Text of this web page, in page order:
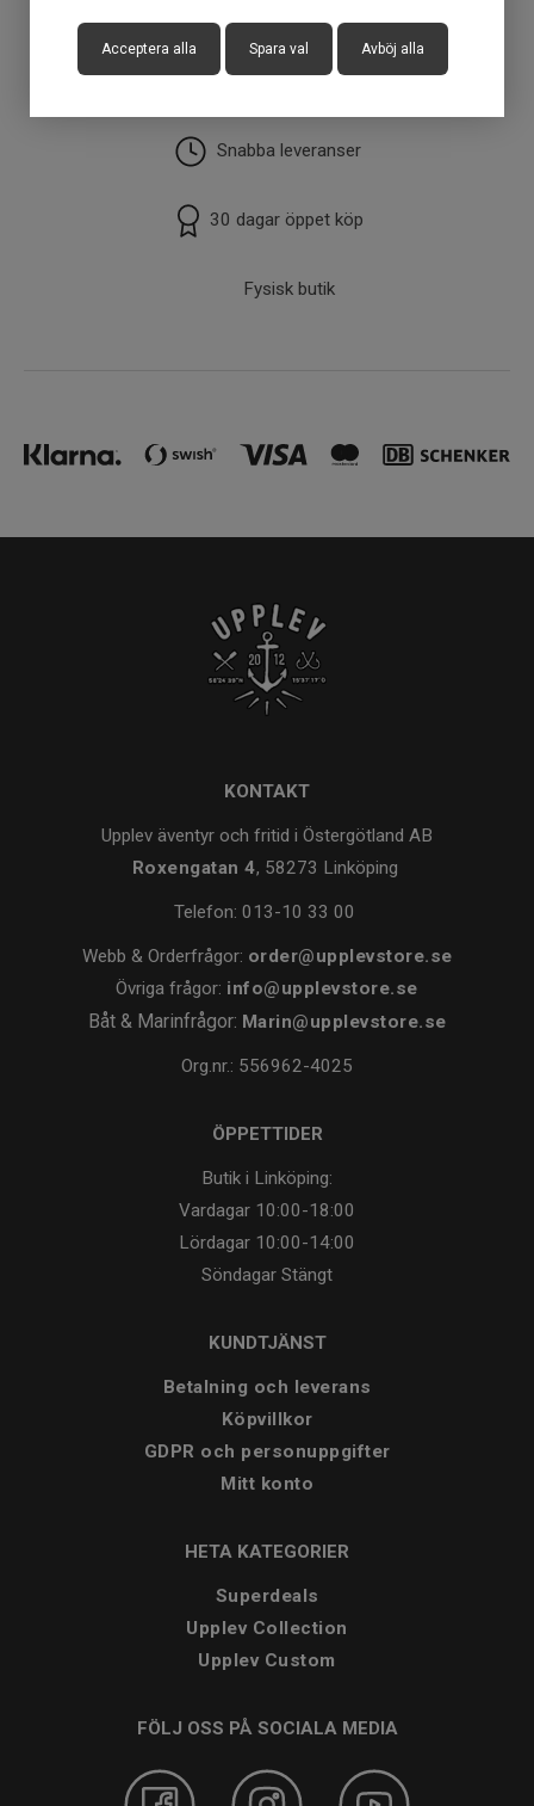
Acceptera alla Spara val Avböj alla
Få först - Betala senare
Snabba leveranser
30 dagar öppet köp
Fysisk butik
KONTAKT
Upplev äventyr och fritid i Östergötland AB
Roxengatan 4, 58273 Linköping
Telefon: 013-10 33 00
Webb & Orderfrågor: order@upplevstore.se
Övriga frågor: info@upplevstore.se
Båt & Marinfrågor: Marin@upplevstore.se
Org.nr.: 556962-4025
ÖPPETTIDER
Butik i Linköping:
Vardagar 10:00-18:00
Lördagar 10:00-14:00
Söndagar Stängt
KUNDTJÄNST
Betalning och leverans
Köpvillkor
GDPR och personuppgifter
Mitt konto
HETA KATEGORIER
Superdeals
Upplev Collection
Upplev Custom
FÖLJ OSS PÅ SOCIALA MEDIA